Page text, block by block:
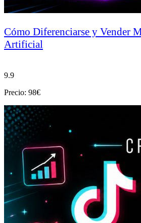
Cómo Diferenciarse y Vender
Artificial
9.9
Precio: 98€